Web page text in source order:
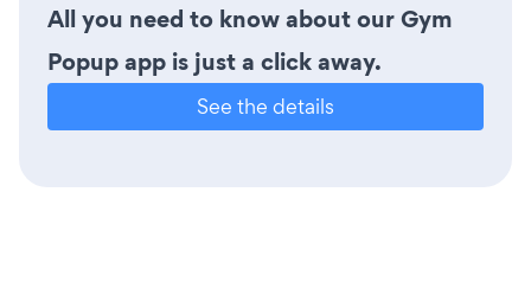
All you need to know about our Gym
Popup app is just a click away.
See the details